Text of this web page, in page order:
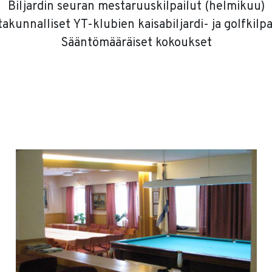
Biljardin seuran mestaruuskilpailut (helmikuu)
YT-klubien kaisabiljardi- ja
Sääntömääräiset kokoukset